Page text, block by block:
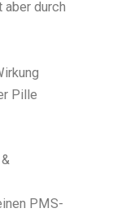
aber durch
Pille
PMS-